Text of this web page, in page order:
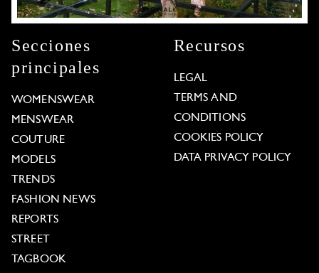
Secciones
principales
WOMENSWEAR
MENSWEAR
COUTURE
MODELS
TRENDS
FASHION NEWS
REPORTS
STREET
TAGBOOK
Recursos
LEGAL
TERMS AND
CONDITIONS
COOKIES POLICY
DATA PRIVACY POLICY